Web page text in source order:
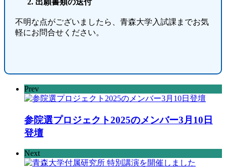
不明な点がございましたら、青森大学入試課までお気
軽にお問合せください。
Prev
参院選プロジェクト2025のメンバー3月10日
登壇
Next